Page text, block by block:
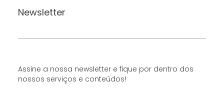
Newsletter
Assine a nossa newsletter e fique por dentro dos
nossos serviços e conteúdos!